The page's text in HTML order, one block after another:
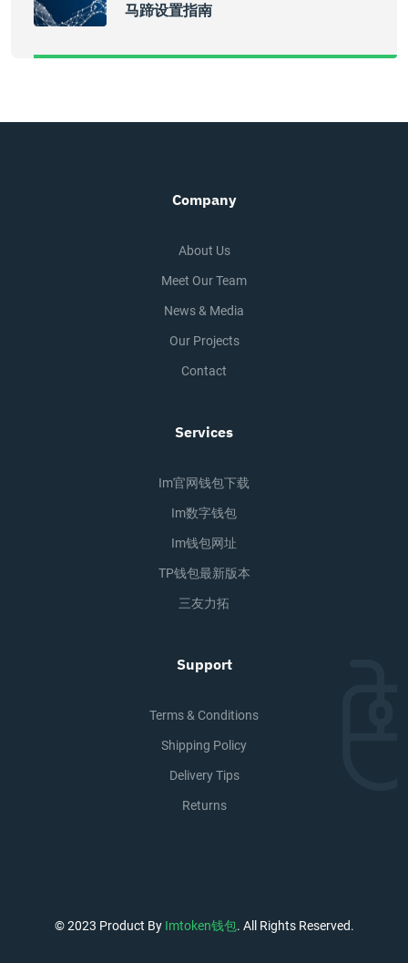
马蹄设置指南
Company
About Us
Meet Our Team
News & Media
Our Projects
Contact
Services
Im官网钱包下载
Im数字钱包
Im钱包网址
TP钱包最新版本
三友力拓
Support
Terms & Conditions
Shipping Policy
Delivery Tips
Returns
© 2023 Product By Imtoken钱包. All Rights Reserved.